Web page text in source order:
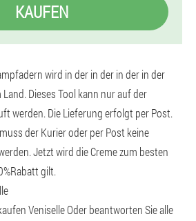
KAUFEN
wird in der in der in der in der
Dieses Tool kann nur auf der
werden. Die Lieferung erfolgt per Post.
der Kurier oder per Post keine
Jetzt wird die Creme zum besten
gilt.
Veniselle Oder beantworten Sie alle